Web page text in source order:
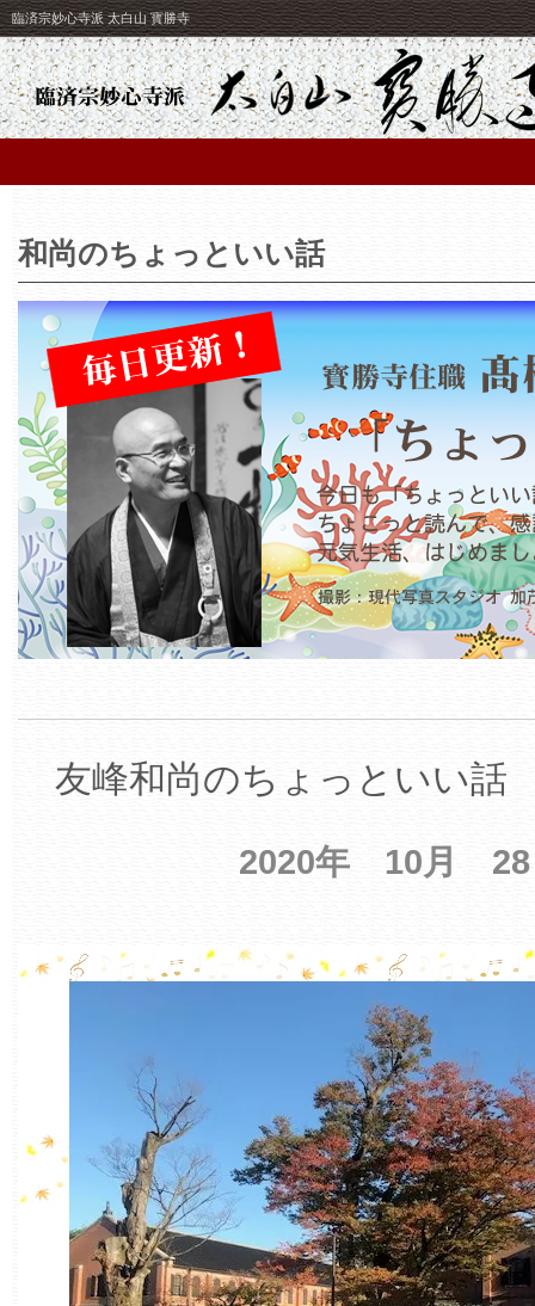
臨済宗妙心寺派 太白山 寳勝寺
和尚のちょっといい話
友峰和尚のちょっといい話
2020年 10月